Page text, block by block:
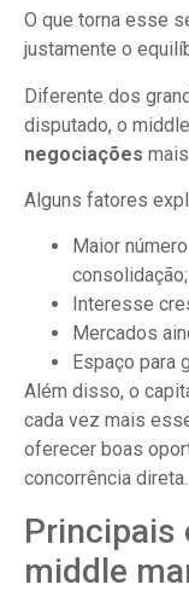
O que torna esse
justamente o
Diferente dos
disputado, o
negociações
Alguns fatores
Maior
consolidação;
Interesse
Mercados
Espaço para
Além disso, o
cada vez mais
oferecer boas
concorrência direta.
Principais
middle